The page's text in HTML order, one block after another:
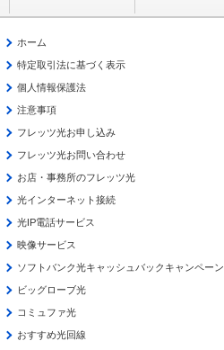
ホーム
特定取引法に基づく表示
個人情報保護法
注意事項
フレッツ光お申し込み
フレッツ光お問い合わせ
お店・事務所のフレッツ光
光インターネット接続
光IP電話サービス
映像サービス
ソフトバンク光キャッシュバックキャンペーン
ビッグローブ光
コミュファ光
おすすめ光回線